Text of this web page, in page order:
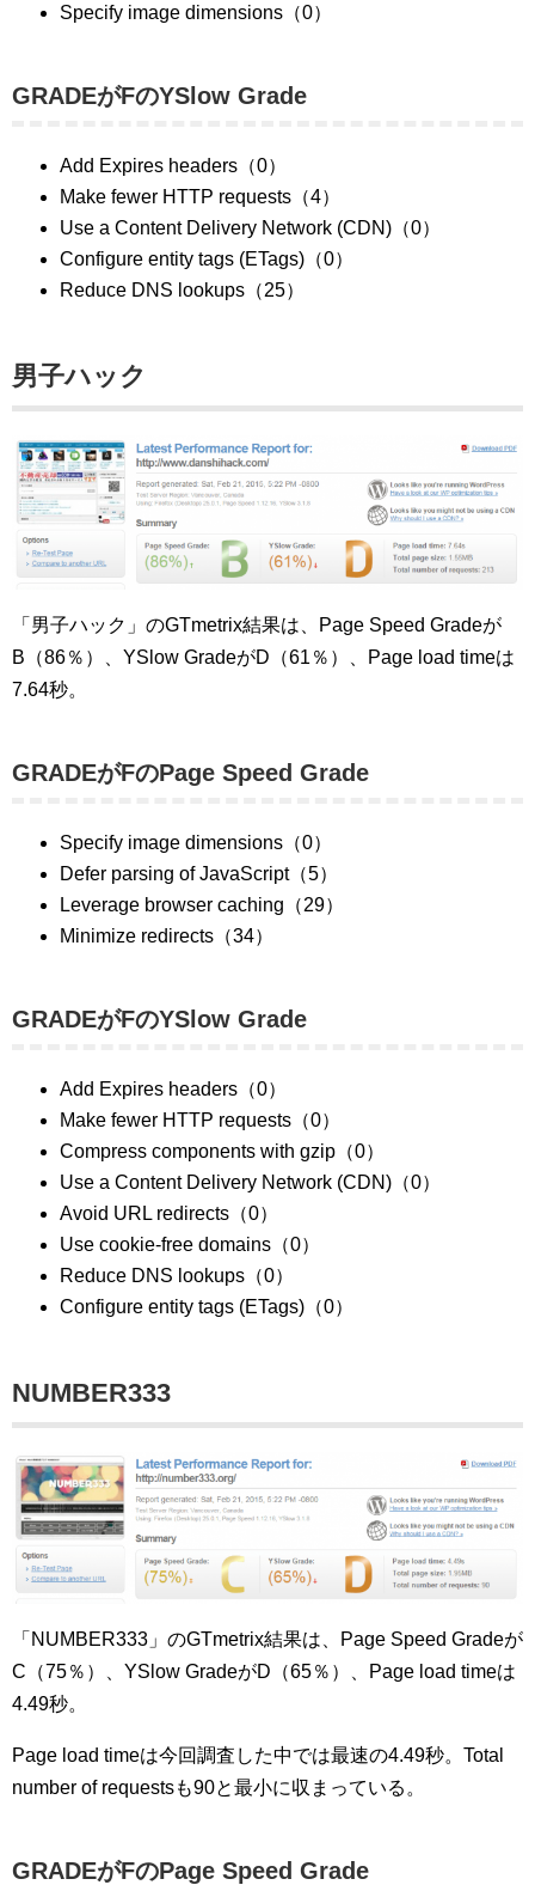
Specify image dimensions（0）
GRADEがFのYSlow Grade
Add Expires headers（0）
Make fewer HTTP requests（4）
Use a Content Delivery Network (CDN)（0）
Configure entity tags (ETags)（0）
Reduce DNS lookups（25）
男子ハック
「男子ハック」のGTmetrix結果は、Page Speed Gradeが
B（86％）、YSlow GradeがD（61％）、Page load timeは
7.64秒。
GRADEがFのPage Speed Grade
Specify image dimensions（0）
Defer parsing of JavaScript（5）
Leverage browser caching（29）
Minimize redirects（34）
GRADEがFのYSlow Grade
Add Expires headers（0）
Make fewer HTTP requests（0）
Compress components with gzip（0）
Use a Content Delivery Network (CDN)（0）
Avoid URL redirects（0）
Use cookie-free domains（0）
Reduce DNS lookups（0）
Configure entity tags (ETags)（0）
NUMBER333
「NUMBER333」のGTmetrix結果は、Page Speed Gradeが
C（75％）、YSlow GradeがD（65％）、Page load timeは
4.49秒。
Page load timeは今回調査した中では最速の4.49秒。Total
number of requestsも90と最小に収まっている。
GRADEがFのPage Speed Grade